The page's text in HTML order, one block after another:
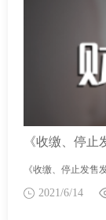
《收缴、停止
《收缴、停止发售
2021/6/14